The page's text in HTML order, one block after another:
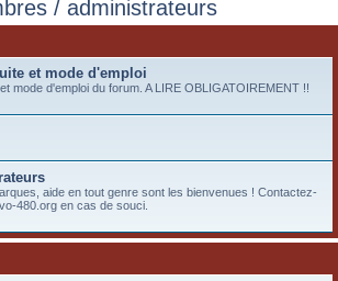
/ administrateurs
et mode d'emploi
mode d'emploi du forum. A LIRE OBLIGATOIREMENT !!
aide en tout genre sont les bienvenues ! Contactez-
480.org en cas de souci.